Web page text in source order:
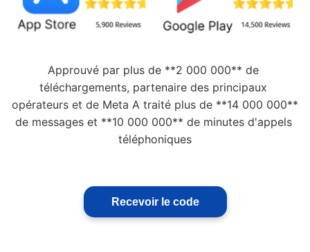
Approuvé par plus de **2 000 000** de
téléchargements, partenaire des principaux
opérateurs et de Meta A traité plus de **14 000 000**
de messages et **10 000 000** de minutes d'appels
téléphoniques
Recevoir le code